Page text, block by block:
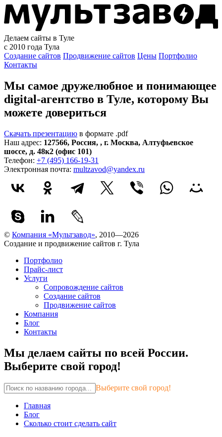
Делаем сайты в Туле
с 2010 года Тула
Создание сайтов Продвижение сайтов Цены Портфолио
Контакты
Мы самое дружелюбное и понимающее
digital-агентство в Туле, которому Вы
можете довериться
Скачать презентацию в формате .pdf
Наш адрес: 127566, Россия, , г. Москва, Алтуфьевское
шоссе, д. 48к2 (офис 101)
Телефон: +7 (495) 166-19-31
Электронная почта: multzavod@yandex.ru
© Компания «Мультзавод», 2010—2026
Создание и продвижение сайтов г. Тула
Портфолио
Прайс-лист
Услуги
Сопровождение сайтов
Создание сайтов
Продвижение сайтов
Компания
Блог
Контакты
Мы делаем сайты по всей России.
Выберите свой город!
Выберите свой город!
Главная
Блог
Сколько стоит сделать сайт